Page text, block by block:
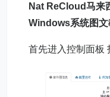
Nat ReCloud马来
Windows系统图文
首先进入控制面板